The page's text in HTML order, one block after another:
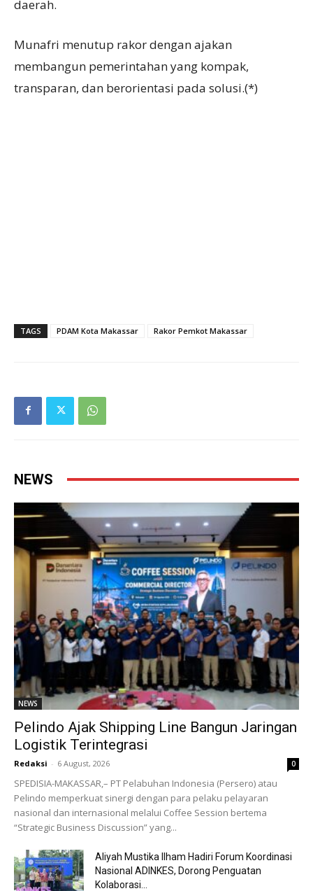
daerah.
Munafri menutup rakor dengan ajakan
membangun pemerintahan yang kompak,
transparan, dan berorientasi pada solusi.(*)
TAGS PDAM Kota Makassar Rakor Pemkot Makassar
NEWS
NEWS
Pelindo Ajak Shipping Line Bangun Jaringan
Logistik Terintegrasi
Redaksi - 6 August, 2026 0
SPEDISIA-MAKASSAR,– PT Pelabuhan Indonesia (Persero) atau
Pelindo memperkuat sinergi dengan para pelaku pelayaran
nasional dan internasional melalui Coffee Session bertema
“Strategic Business Discussion” yang...
Aliyah Mustika Ilham Hadiri Forum Koordinasi
Nasional ADINKES, Dorong Penguatan
Kolaborasi...